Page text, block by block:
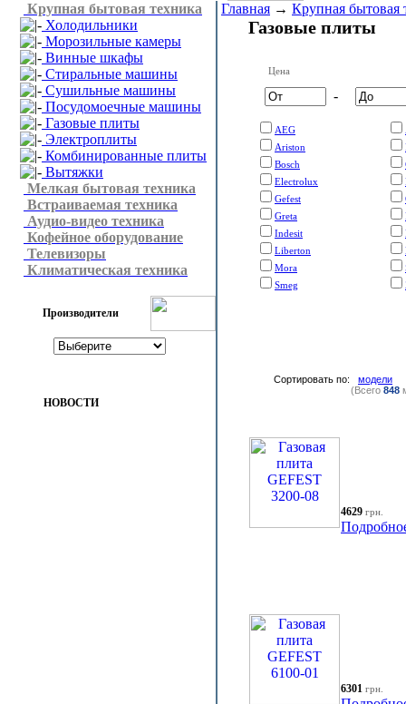
Крупная бытовая техника
Холодильники
Морозильные камеры
Винные шкафы
Стиральные машины
Сушильные машины
Посудомоечные машины
Газовые плиты
Электроплиты
Комбинированные плиты
Вытяжки
Мелкая бытовая техника
Встраиваемая техника
Аудио-видео техника
Кофейное оборудование
Телевизоры
Климатическая техника
Производители
НОВОСТИ
Главная → Крупная бытовая
Газовые плиты
Цена
-
AEG
Ariston
Bosch
Electrolux
Gefest
Greta
Indesit
Liberton
Mora
Smeg
Сортировать по: модели
(Всего 848
4629 грн.
6301 грн.